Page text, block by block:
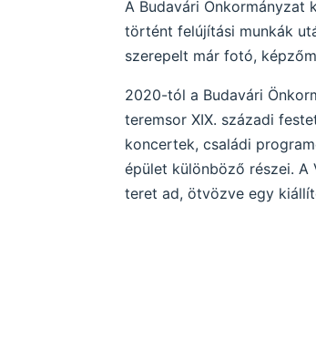
A Budavári Önkormányzat
történt felújítási munkák
szerepelt már fotó,
2020-tól a Budavári
teremsor XIX. századi
koncertek, családi
épület különböző részei. A
teret ad, ötvözve egy